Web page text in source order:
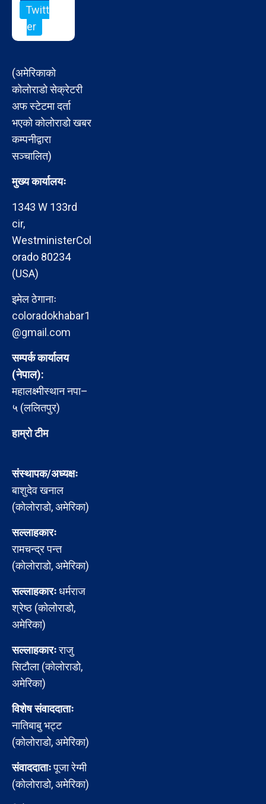
Twitt
er
(अमेरिकाको
कोलोराडो सेक्रेटरी
अफ स्टेटमा दर्ता
भएको कोलोराडो खबर
कम्पनीद्वारा
सञ्चालित)
मुख्य कार्यालयः
1343 W 133rd
cir,
WestministerCol
orado 80234
(USA)
इमेल ठेगानाः
coloradokhabar1
@gmail.com
सम्पर्क कार्यालय
(नेपाल):
महालक्ष्मीस्थान नपा–
५ (ललितपुर)
हाम्रो टीम
संस्थापक/अध्यक्षः
बाशुदेव खनाल
(कोलोराडो, अमेरिका)
सल्लाहकारः
रामचन्द्र पन्त
(कोलोराडो, अमेरिका)
सल्लाहकारःधर्मराज
श्रेष्ठ (कोलोराडो,
अमेरिका)
सल्लाहकारःराजु
सिटौला (कोलोराडो,
अमेरिका)
विशेष संवाददाताः
नातिबाबु भट्ट
(कोलोराडो, अमेरिका)
संवाददाताःपूजा रेग्मी
(कोलोराडो, अमेरिका)